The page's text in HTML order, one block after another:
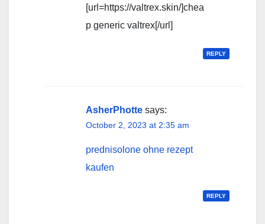
[url=https://valtrex.skin/]chea
p generic valtrex[/url]
REPLY
AsherPhotte says:
October 2, 2023 at 2:35 am
prednisolone ohne rezept
kaufen
REPLY